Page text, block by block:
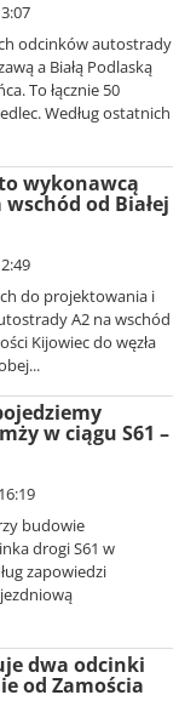
odcinków autostrady
a Białą Podlaską
To łącznie 50
Według ostatnich
wykonawcą
od Białej
do projektowania i
A2 na wschód
Kijowiec do węzła
w ciągu S61 –
budowie
drogi S61 w
zapowiedzi
dwa odcinki
od Zamościa